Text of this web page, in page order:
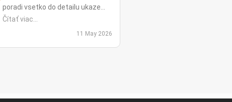
poradi vsetko do detailu ukaze
popripade nadstavy priamo na
mieste a ked uz nahodou to nejde
Čítať viac...
11 May 2026